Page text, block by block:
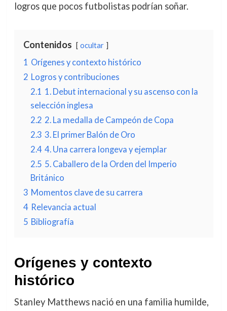
logros que pocos futbolistas podrían soñar.
Contenidos ocultar
1 Orígenes y contexto histórico
2 Logros y contribuciones
2.1 1. Debut internacional y su ascenso con la
selección inglesa
2.2 2. La medalla de Campeón de Copa
2.3 3. El primer Balón de Oro
2.4 4. Una carrera longeva y ejemplar
2.5 5. Caballero de la Orden del Imperio
Británico
3 Momentos clave de su carrera
4 Relevancia actual
5 Bibliografía
Orígenes y contexto
histórico
Stanley Matthews nació en una familia humilde,